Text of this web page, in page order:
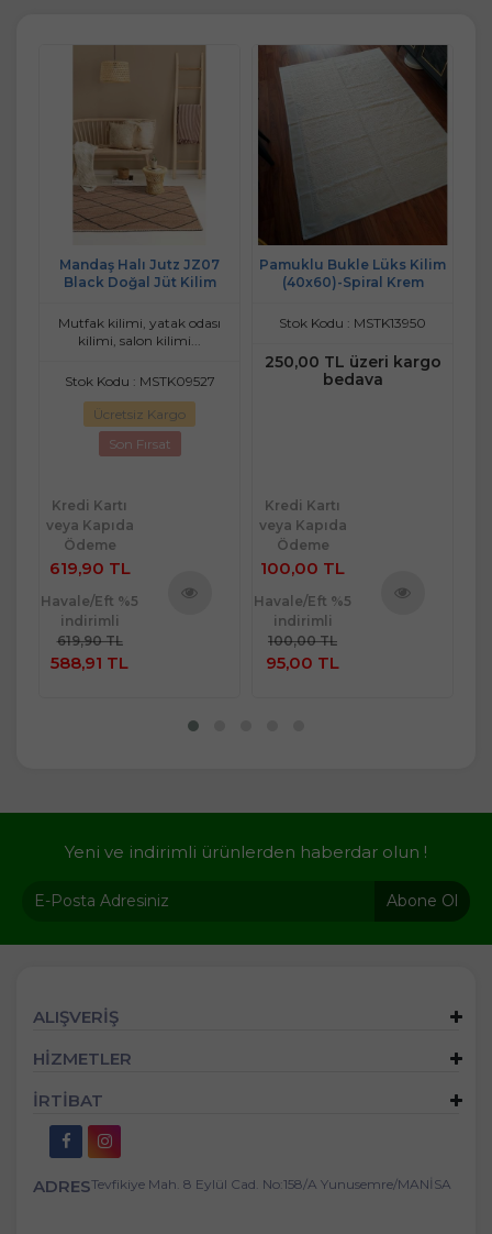
Mandaş Halı Jutz JZ07
Black Doğal Jüt Kilim
Mutfak kilimi, yatak odası
kilimi, salon kilimi...
Stok Kodu : MSTK09527
Ücretsiz Kargo
Son Fırsat
Kredi Kartı
veya Kapıda
Ödeme
619,90 TL
Havale/Eft %5
indirimli
619,90 TL
588,91 TL
Pamuklu Bukle Lüks Kilim
(40x60)-Spiral Krem
Stok Kodu : MSTK13950
250,00 TL üzeri kargo
bedava
Kredi Kartı
veya Kapıda
Ödeme
100,00 TL
Havale/Eft %5
indirimli
100,00 TL
95,00 TL
Yeni ve indirimli ürünlerden haberdar olun !
Abone Ol
ALIŞVERİŞ
HİZMETLER
İRTİBAT
ADRESTevfikiye Mah. 8 Eylül Cad. No:158/A Yunusemre/MANİSA